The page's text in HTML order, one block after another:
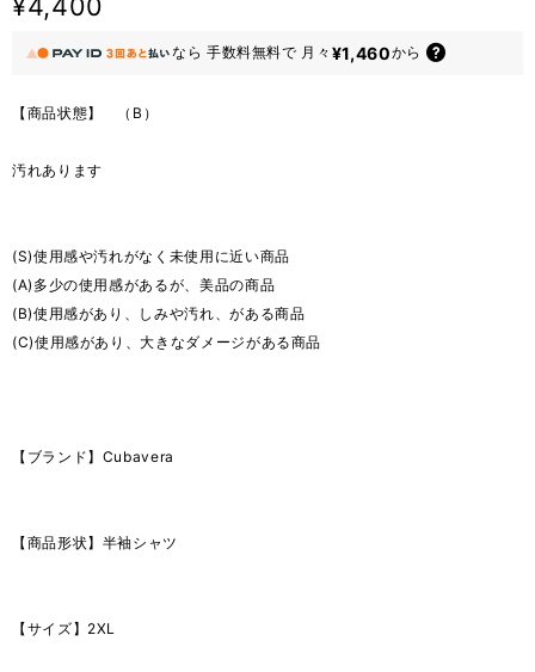
なら 手数料無料で 月々 ¥1,460から
【商品状態】 （B）
汚れあります
(S)使用感や汚れがなく未使用に近い商品
(A)多少の使用感があるが、美品の商品
(B)使用感があり、しみや汚れ、がある商品
(C)使用感があり、大きなダメージがある商品
【ブランド】Cubavera
【商品形状】半袖シャツ
【サイズ】2XL